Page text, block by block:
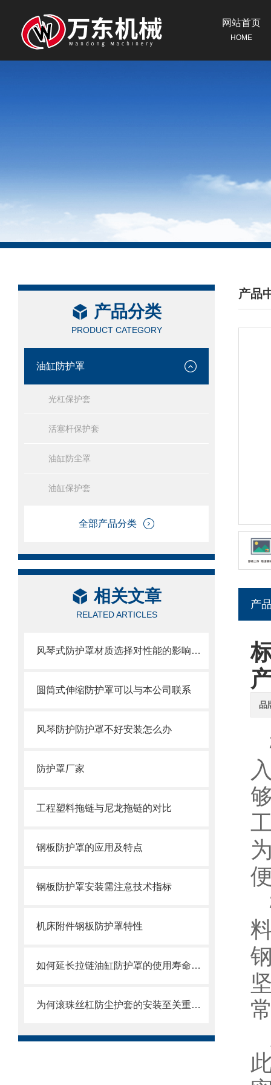
网站首页
HOME
产品分类
PRODUCT CATEGORY
油缸防护罩
光杠保护套
活塞杆保护套
油缸防尘罩
油缸保护套
全部产品分类
相关文章
RELATED ARTICLES
风琴式防护罩材质选择对性能的影响分析
圆筒式伸缩防护罩可以与本公司联系
风琴防护防护罩不好安装怎么办
防护罩厂家
工程塑料拖链与尼龙拖链的对比
钢板防护罩的应用及特点
钢板防护罩安装需注意技术指标
机床附件钢板防护罩特性
如何延长拉链油缸防护罩的使用寿命和保持良好状态？
为何滚珠丝杠防尘护套的安装至关重要？
产品
/
产
品